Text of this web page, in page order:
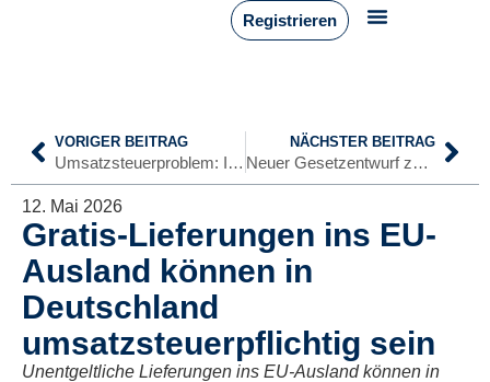
Registrieren
VORIGER BEITRAG
Umsatzsteuerproblem: Innergemeinschaftlicher Erwerb nicht erkannt
NÄCHSTER BEITRAG
Neuer Gesetzentwurf zur Kfz-Steuerbefreiung von Elektroautos
12. Mai 2026
Gratis-Lieferungen ins EU-
Ausland können in
Deutschland
umsatzsteuerpflichtig sein
Unentgeltliche Lieferungen ins EU-Ausland können in